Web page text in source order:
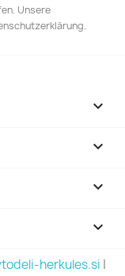
Unsere



keyboard_arrow_down
herkules.si |